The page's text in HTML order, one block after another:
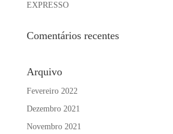
EXPRESSO
Comentários recentes
Arquivo
Fevereiro 2022
Dezembro 2021
Novembro 2021